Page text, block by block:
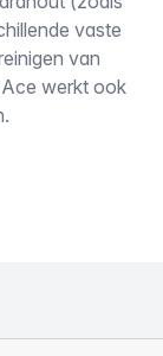
vaste
van
werkt ook